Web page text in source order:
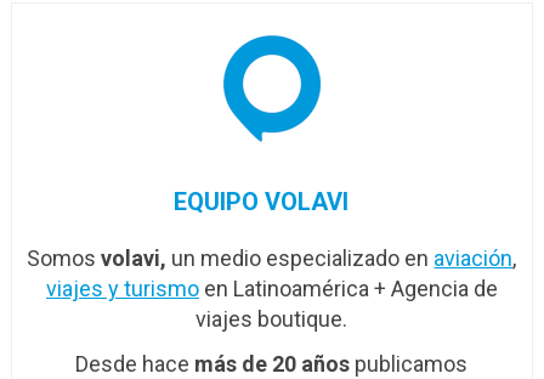
EQUIPO VOLAVI
Somosvolavi, un medio especializado en aviación,
viajes y turismoen Latinoamérica + Agencia de
viajes boutique.
Desde hace más de 20 años publicamos